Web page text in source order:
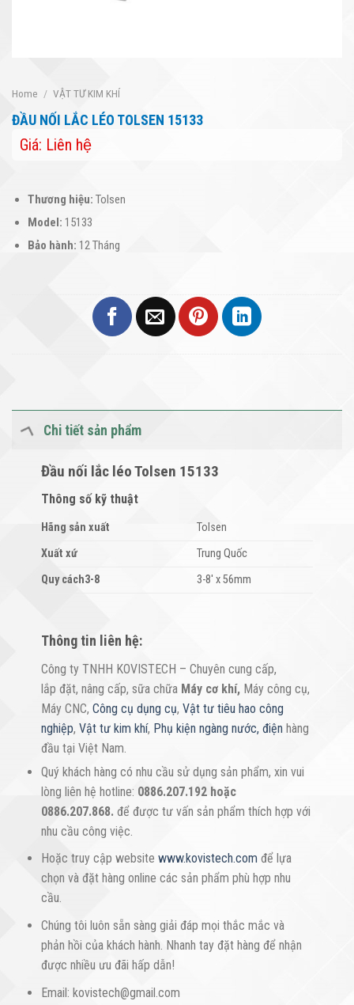
Home / VẬT TƯ KIM KHÍ
ĐẦU NỐI LẮC LÉO TOLSEN 15133
Giá: Liên hệ
Thương hiệu: Tolsen
Model: 15133
Bảo hành: 12 Tháng
Chi tiết sản phẩm
Đầu nối lắc léo Tolsen 15133
Thông số kỹ thuật
Hãng sản xuất
Tolsen
Xuất xứ
Trung Quốc
Quy cách3-8
3-8′ x 56mm
Thông tin liên hệ:
Công ty TNHH KOVISTECH – Chuyên cung cấp,
lắp đặt, nâng cấp, sữa chữa Máy cơ khí,Máy công cụ,
Máy CNC, Công cụ dụng cụ, Vật tư tiêu hao công
nghiệp, Vật tư kim khí, Phụ kiện ngàng nước, điện hàng
đầu tại Việt Nam.
Quý khách hàng có nhu cầu sử dụng sản phẩm, xin vui
lòng liên hệ hotline: 0886.207.192 hoặc
0886.207.868. để được tư vấn sản phẩm thích hợp với
nhu cầu công việc.
Hoặc truy cập website www.kovistech.com để lựa
chọn và đặt hàng online các sản phẩm phù hợp nhu
cầu.
Chúng tôi luôn sẵn sàng giải đáp mọi thắc mắc và
phản hồi của khách hành. Nhanh tay đặt hàng để nhận
được nhiều ưu đãi hấp dẫn!
Email: kovistech@gmail.com